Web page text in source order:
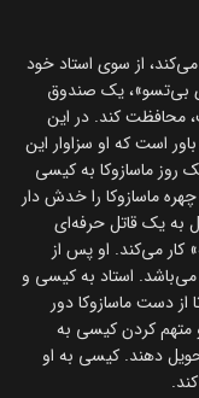
از سوی استاد خود
بی‌تسو»، یک صندوق
محافظت کند. در این
است که او سزاوار این
روز ماسازوکا به کیسی
ماسازوکا را خدش دار
به یک قاتل حرفه‌ای
کار می‌کند. او پس از
می‌باشد. استاد به کیسی و
از دست ماسازوکا دور
متهم کردن کیسی به
دهند. کیسی به او